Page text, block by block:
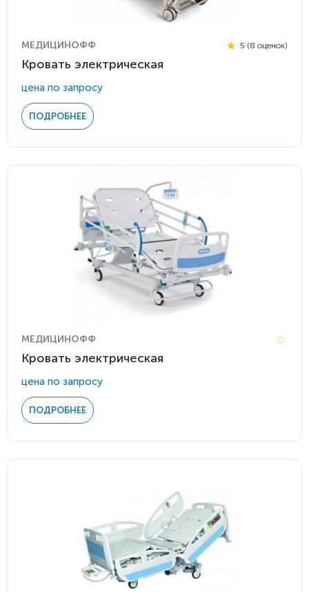
МЕДИЦИНОФФ 5 (8 оценок)
Кровать электрическая
цена по запросу
ПОДРОБНЕЕ
МЕДИЦИНОФФ
Кровать электрическая
цена по запросу
ПОДРОБНЕЕ